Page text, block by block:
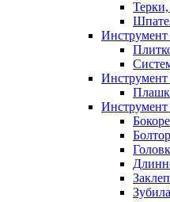
Инструмент
Инструмент
Зубила